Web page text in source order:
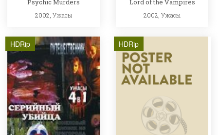
Psychic Murders
2002, Ужасы
Lord of the Vampires
2002,Ужасы
HDRip HDRip